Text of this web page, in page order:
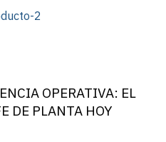
OPERATIVA: EL
DE PLANTA HOY